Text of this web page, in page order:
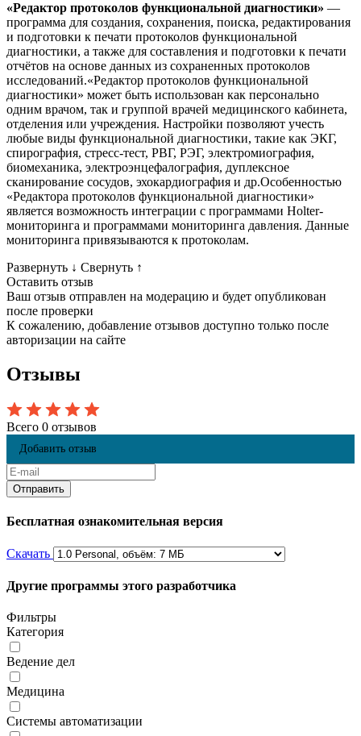
«Редактор протоколов функциональной диагностики» —
программа для создания, сохранения, поиска, редактирования
и подготовки к печати протоколов функциональной
диагностики, а также для составления и подготовки к печати
отчётов на основе данных из сохраненных протоколов
исследований.«Редактор протоколов функциональной
диагностики» может быть использован как персонально
одним врачом, так и группой врачей медицинского кабинета,
отделения или учреждения. Настройки позволяют учесть
любые виды функциональной диагностики, такие как ЭКГ,
спирография, стресс-тест, РВГ, РЭГ, электромиография,
биомеханика, электроэнцефалография, дуплексное
сканирование сосудов, эхокардиография и др.Особенностью
«Редактора протоколов функциональной диагностики»
является возможность интеграции с программами Holter-
мониторинга и программами мониторинга давления. Данные
мониторинга привязываются к протоколам.
Развернуть ↓ Свернуть ↑
Оставить отзыв
Ваш отзыв отправлен на модерацию и будет опубликован
после проверки
К сожалению, добавление отзывов доступно только после
авторизации на сайте
Отзывы
Всего 0 отзывов
Добавить отзыв
Бесплатная ознакомительная версия
Скачать
Другие программы этого разработчика
Фильтры
Категория
Ведение дел
Медицина
Системы автоматизации